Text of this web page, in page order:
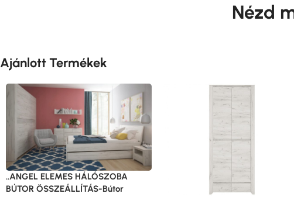
Nézd
Ajánlott Termékek
..ANGEL ELEMES HÁLÓSZOBA
BÚTOR ÖSSZEÁLLÍTÁS-Bútor